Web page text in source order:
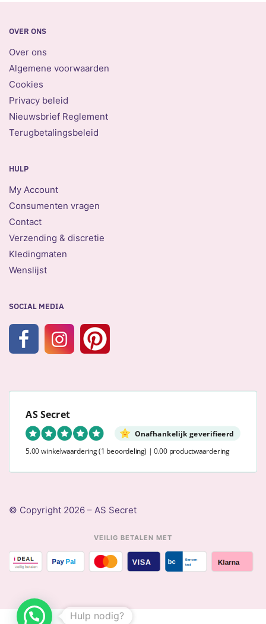
OVER ONS
Over ons
Algemene voorwaarden
Cookies
Privacy beleid
Nieuwsbrief Reglement
Terugbetalingsbeleid
HULP
My Account
Consumenten vragen
Contact
Verzending & discretie
Kledingmaten
Wenslijst
SOCIAL MEDIA
AS Secret
Onafhankelijk geverifieerd
5.00 winkelwaardering(1 beoordeling) | 0.00 productwaardering
© Copyright 2026 – AS Secret
VEILIG BETALEN MET
Hulp nodig?